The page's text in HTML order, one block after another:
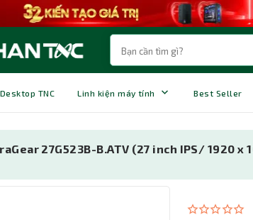
Desktop TNC Linh kiện máy tính Best Seller
27G523B-B.ATV (27 inch IPS/ 1920